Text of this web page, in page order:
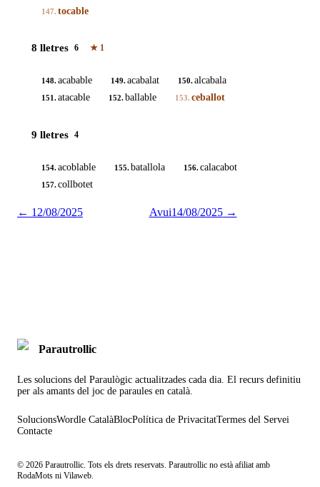
147. tocable
8 lletres 6 ★ 1
148.acabable 149.acabalat 150.alcabala
151.atacable 152.ballable 153. ceballot
9 lletres 4
154.acoblable 155.batallola 156.calacabot
157.collbotet
← 12/08/2025 Avui14/08/2025→
Parautrollic
Les solucions del Paraulògic actualitzades cada dia. El recurs definitiu
per als amants del joc de paraules en català.
SolucionsWordle CatalàBlocPolítica de PrivacitatTermes del Servei
Contacte
© 2026 Parautrollic. Tots els drets reservats. Parautrollic no està afiliat amb
RodaMots ni Vilaweb.